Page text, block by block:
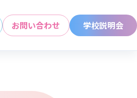
お問い合わせ 学校説明会